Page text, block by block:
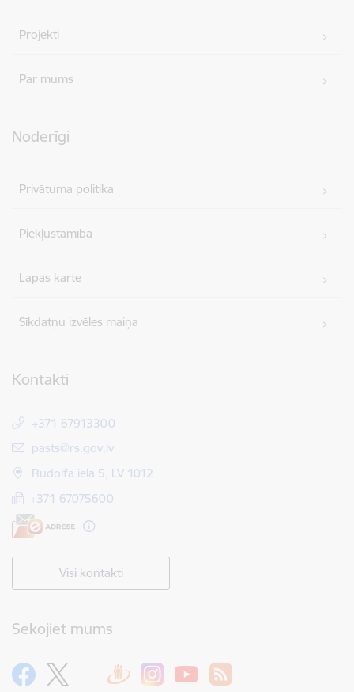
Projekti
Par mums
Noderīgi
Privātuma politika
Piekļūstamība
Lapas karte
Sīkdatņu izvēles maiņa
Kontakti
+371 67913300
E-pasts:
pasts@rs.gov.lv
Rūdolfa iela 5, LV 1012
+371 67075600
Visi kontakti
Sekojiet mums